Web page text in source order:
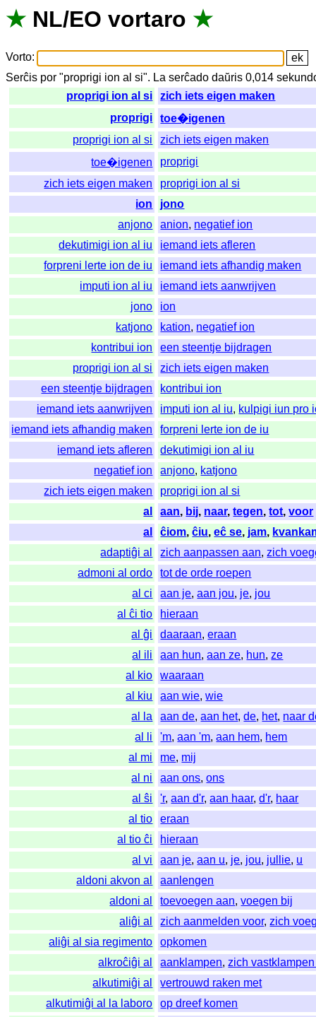
★ NL/EO vortaro ★
Vorto:
Serĉis por "proprigi ion al si". La serĉado daŭris 0,014
proprigi ion al si
zich iets eigen maken
proprigi
toe�igenen
proprigi ion al si
zich iets eigen maken
toe�igenen
proprigi
zich iets eigen maken
proprigi ion al si
ion
jono
anjono
anion, negatief ion
dekutimigi ion al iu
iemand iets afleren
forpreni lerte ion de iu
iemand iets afhandig maken
imputi ion al iu
iemand iets aanwrijven
jono
ion
katjono
kation, negatief ion
kontribui ion
een steentje bijdragen
proprigi ion al si
zich iets eigen maken
een steentje bijdragen
kontribui ion
iemand iets aanwrijven
imputi ion al iu, kulpigi iun pro
iemand iets afhandig maken
forpreni lerte ion de iu
iemand iets afleren
dekutimigi ion al iu
negatief ion
anjono, katjono
zich iets eigen maken
proprigi ion al si
al
aan, bij, naar,tegen,tot,voor
al
ĉiom,ĉiu,eĉ se, jam,
adaptiĝi al
zich aanpassen aan,zich
admoni al ordo
tot de orde roepen
al ci
aan je,aan jou, je, jou
al ĉi tio
hieraan
al ĝi
daaraan,eraan
al ili
aan hun,aan ze, hun,ze
al kio
waaraan
al kiu
aan wie,wie
al la
aan de,aan het,de, het, naar
al li
'm,aan 'm,aan hem, hem
al mi
me, mij
al ni
aan ons,ons
al ŝi
'r,aan d'r,aan haar,d'r, haar
al tio
eraan
al tio ĉi
hieraan
al vi
aan je,aan u, je, jou, jullie, u
aldoni akvon al
aanlengen
aldoni al
toevoegen aan,voegen bij
aliĝi al
zich aanmelden voor,zich
aliĝi al sia regimento
opkomen
alkroĉiĝi al
aanklampen,zich
alkutimiĝi al
vertrouwd raken met
alkutimiĝi al la laboro
op dreef komen